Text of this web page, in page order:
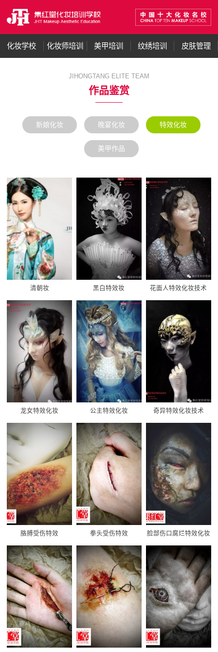
化妆学校 化妆师培训 美甲培训 纹绣培训 皮肤管理
JIHONGTANG ELITE TEAM
作品鉴赏
新娘化妆 晚宴化妆 特效化妆
美甲作品
清朝妆 黑白特效妆 花面人特效化妆技术
龙女特效化妆 公主特效化妆 奇异特效化妆技术
胳膊受伤特效 拳头受伤特效 脸部伤口腐烂特效化妆